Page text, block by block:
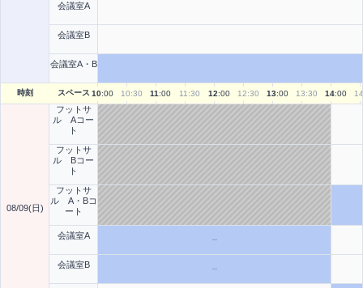
会議室A
会議室B
会議室A・B
時刻 スペース 10:00 10:30 11 :00 11 :30 12:00 12:30 13:00 13:30 14:00 14
08/09(日)
フットサ
ル Aコー
ト
フットサ
ル Bコー
ト
フットサ
ル A・Bコ
ート
会議室A
会議室B